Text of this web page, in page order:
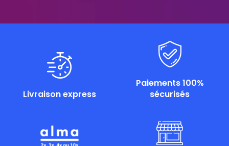
Livraison express
Paiements 100%
sécurisés